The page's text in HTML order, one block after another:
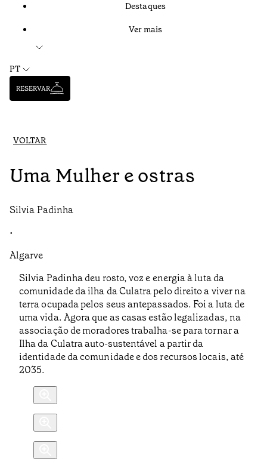
Destaques
Ver mais
PT
RESERVAR
VOLTAR
Uma Mulher e ostras
Silvia Padinha
•
Algarve
Silvia Padinha deu rosto, voz e energia à luta da
comunidade da ilha da Culatra pelo direito a viver na
terra ocupada pelos seus antepassados. Foi a luta de
uma vida. Agora que as casas estão legalizadas, na
associação de moradores trabalha-se para tornar a
Ilha da Culatra auto-sustentável a partir da
identidade da comunidade e dos recursos locais, até
2035.